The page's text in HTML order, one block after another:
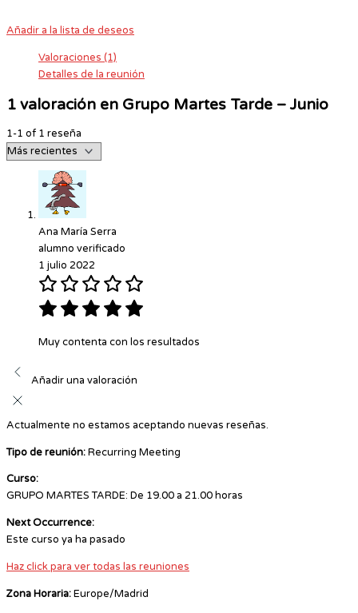
Añadir a la lista de deseos
Valoraciones (1)
Detalles de la reunión
1 valoración en Grupo Martes Tarde – Junio
1-1 of 1 reseña
Ana María Serra
alumno verificado
1 julio 2022
Muy contenta con los resultados
Añadir una valoración
Actualmente no estamos aceptando nuevas reseñas.
Tipo de reunión:Recurring Meeting
Curso:
GRUPO MARTES TARDE: De 19.00 a 21.00 horas
Next Occurrence:
Este curso ya ha pasado
Haz click para ver todas las reuniones
Zona Horaria:Europe/Madrid